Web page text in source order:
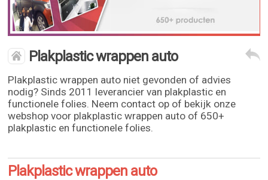
Plakplastic wrappen auto
Plakplastic wrappen auto niet gevonden of advies
nodig? Sinds 2011 leverancier van plakplastic en
functionele folies. Neem contact op of bekijk onze
webshop voor plakplastic wrappen auto of 650+
plakplastic en functionele folies.
Plakplastic wrappen auto